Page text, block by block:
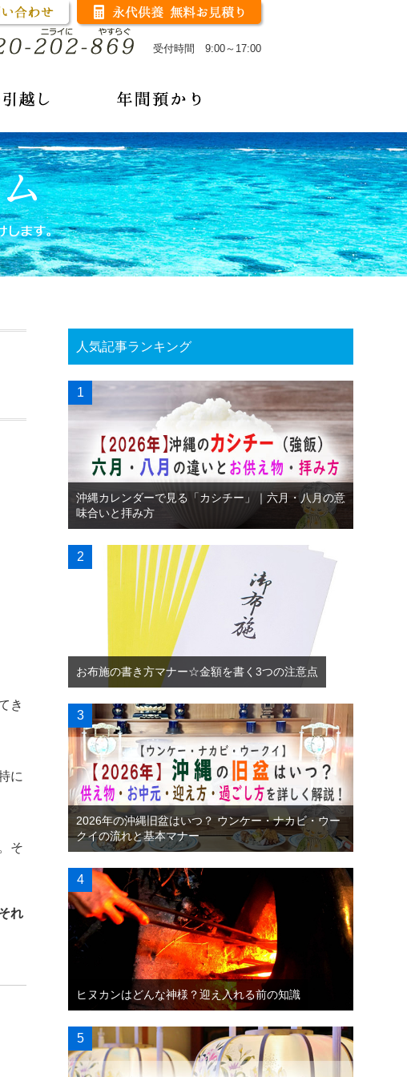
受付時間 9:00～17:00
き
に
そ
れ
人気記事ランキング
沖縄カレンダーで見る「カシチー」｜六月・八月の意
味合いと拝み方
お布施の書き方マナー☆金額を書く3つの注意点
2026年の沖縄旧盆はいつ？ ウンケー・ナカビ・ウー
クイの流れと基本マナー
ヒヌカンはどんな神様？迎え入れる前の知識